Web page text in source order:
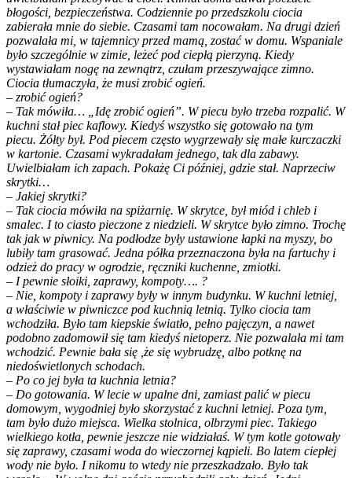
błogości, bezpieczeństwa. Codziennie po przedszkolu ciocia
zabierała mnie do siebie. Czasami tam nocowałam. Na drugi dzień
pozwalała mi, w tajemnicy przed mamą, zostać w domu. Wspaniale
było szczególnie w zimie, leżeć pod ciepłą pierzyną. Kiedy
wystawiałam nogę na zewnątrz, czułam przeszywające zimno.
Ciocia tłumaczyła, że musi zrobić ogień.
– zrobić ogień?
– Tak mówiła… „Idę zrobić ogień”. W piecu było trzeba rozpalić. W
kuchni stał piec kaflowy. Kiedyś wszystko się gotowało na tym
piecu. Żółty był. Pod piecem często wygrzewały się małe kurczaczki
w kartonie. Czasami wykradałam jednego, tak dla zabawy.
Uwielbiałam ich zapach. Pokażę Ci później, gdzie stał. Naprzeciw
skrytki…
– Jakiej skrytki?
– Tak ciocia mówiła na spiżarnię. W skrytce, był miód i chleb i
smalec. I to ciasto pieczone z niedzieli. W skrytce było zimno. Trochę
tak jak w piwnicy. Na podłodze były ustawione łapki na myszy, bo
lubiły tam grasować. Jedna półka przeznaczona była na fartuchy i
odzież do pracy w ogrodzie, ręczniki kuchenne, zmiotki.
– I pewnie słoiki, zaprawy, kompoty…. ?
– Nie, kompoty i zaprawy były w innym budynku. W kuchni letniej,
a właściwie w piwniczce pod kuchnią letnią. Tylko ciocia tam
wchodziła. Było tam kiepskie światło, pełno pajęczyn, a nawet
podobno zadomowił się tam kiedyś nietoperz. Nie pozwalała mi tam
wchodzić. Pewnie bała się ,że się wybrudzę, albo potknę na
niedoświetlonych schodach.
– Po co jej była ta kuchnia letnia?
– Do gotowania. W lecie w upalne dni, zamiast palić w piecu
domowym, wygodniej było skorzystać z kuchni letniej. Poza tym,
tam było dużo miejsca. Wielka stolnica, olbrzymi piec. Takiego
wielkiego kotła, pewnie jeszcze nie widziałaś. W tym kotle gotowały
się zaprawy, czasami woda do wieczornej kąpieli. Bo latem ciepłej
wody nie było. I nikomu to wtedy nie przeszkadzało. Było tak